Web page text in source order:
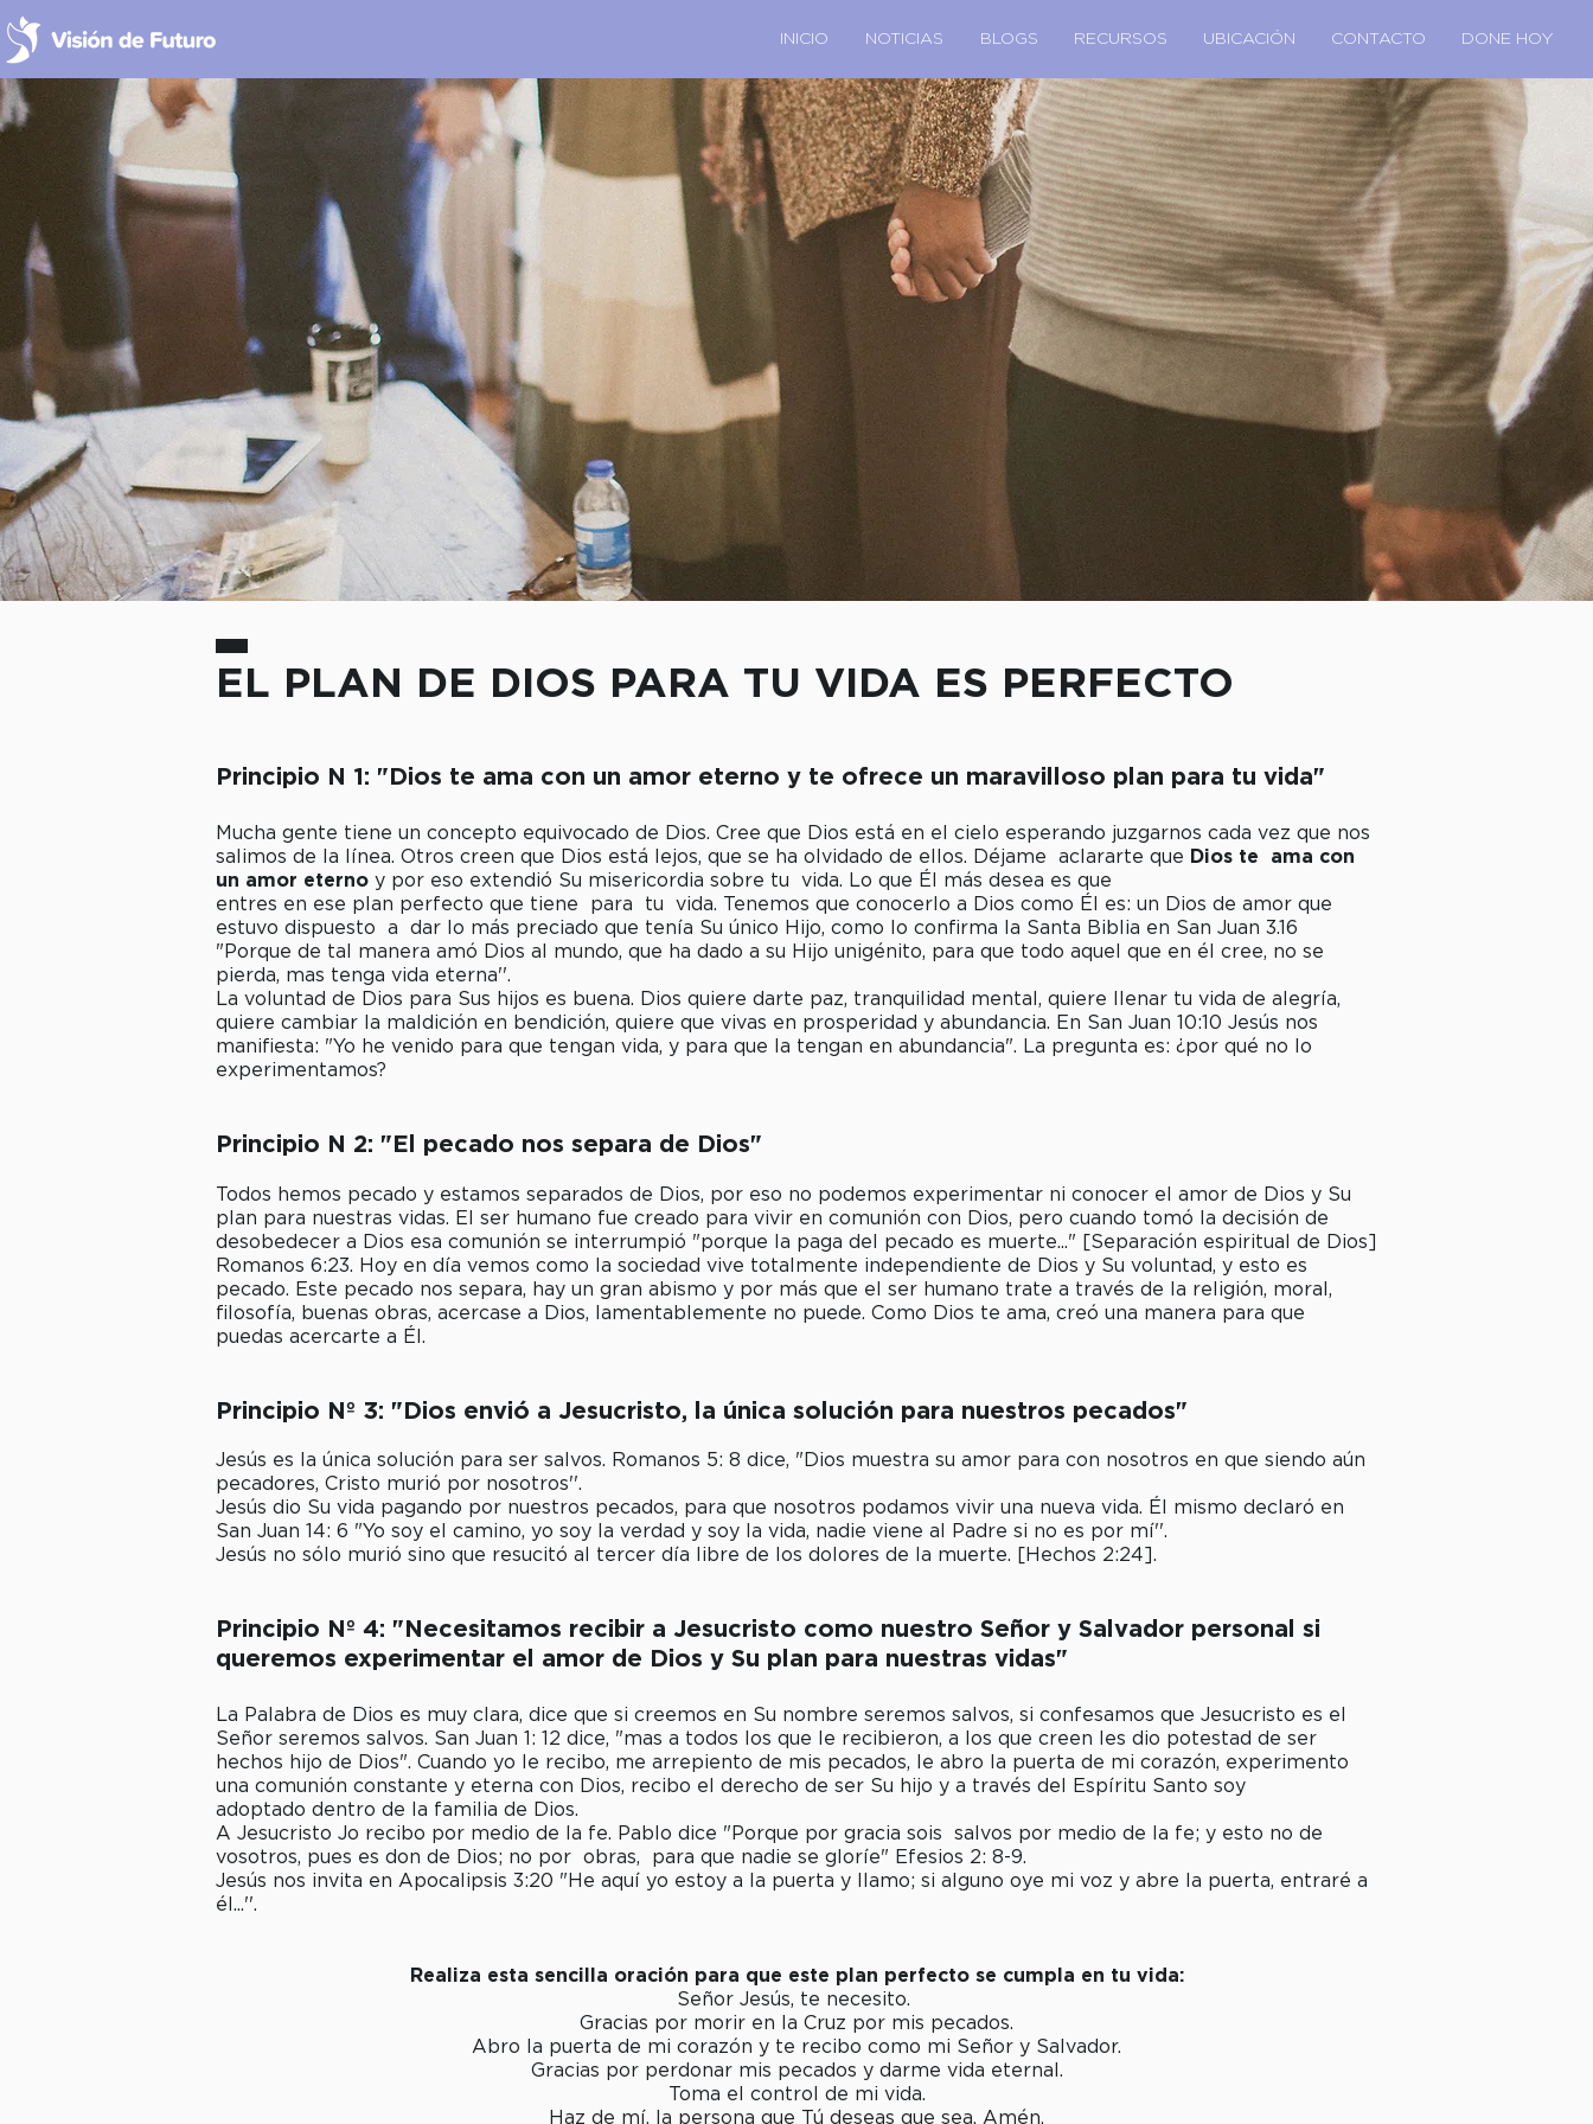
INICIO NOTICIAS BLOGS RECURSOS UBICACIÓN CONTACTO DONE HOY
EL PLAN DE DIOS PARA TU VIDA ES PERFECTO
Principio N 1: "Dios te ama con un amor eterno y te ofrece un maravilloso plan para tu vida"
Mucha gente tiene un concepto equivocado de Dios. Cree que Dios está en el cielo esperando juzgarnos cada vez que nos
salimos de la línea. Otros creen que Dios está lejos, que se ha olvidado de ellos. Déjame aclararte que Dios te ama con
un amor eterno y por eso extendió Su misericordia sobre tu vida. Lo que Él más desea es que
entres en ese plan perfecto que tiene para tu vida. Tenemos que conocerlo a Dios como Él es: un Dios de amor que
estuvo dispuesto a dar lo más preciado que tenía Su único Hijo, como lo confirma la Santa Biblia en San Juan 3.16
"Porque de tal manera amó Dios al mundo, que ha dado a su Hijo unigénito, para que todo aquel que en él cree, no se
pierda, mas tenga vida eterna''.
La voluntad de Dios para Sus hijos es buena. Dios quiere darte paz, tranquilidad mental, quiere llenar tu vida de alegría,
quiere cambiar la maldición en bendición, quiere que vivas en prosperidad y abundancia. En San Juan 10:10 Jesús nos
manifiesta: "Yo he venido para que tengan vida, y para que la tengan en abundancia". La pregunta es: ¿por qué no lo
experimentamos?
Principio N 2: "El pecado nos separa de Dios"
Todos hemos pecado y estamos separa­dos de Dios, por eso no podemos experimentar ni conocer el amor de Dios y Su
plan para nuestras vidas. El ser humano fue creado para vivir en comunión con Dios, pero cuando tomó la decisión de
desobedecer a Dios esa comunión se interrumpió "porque la paga del pecado es muerte..." [Separación espiritual de Dios]
Romanos 6:23. Hoy en día vemos como la sociedad vive totalmente independiente de Dios y Su voluntad, y esto es
pecado. Este pecado nos separa, hay un gran abismo y por más que el ser humano trate a través de la religión, moral,
filosofía, buenas obras, acercase a Dios, lamentablemente no puede. Como Dios te ama, creó una manera para que
puedas acercarte a Él.
Principio Nº 3: "Dios envió a Jesucristo, la única solución para nuestros pecados"
Jesús es la única solución para ser salvos. Romanos 5: 8 dice, "Dios muestra su amor para con nosotros en que siendo aún
pecadores, Cristo murió por nosotros''.
Jesús dio Su vida pagando por nuestros pecados, para que nosotros podamos vivir una nueva vida. Él mismo declaró en
San Juan 14: 6 "Yo soy el camino, yo soy la verdad y soy la vida, nadie viene al Padre si no es por mí''.
Jesús no sólo murió sino que resucitó al tercer día libre de los dolores de la muerte. [Hechos 2:24].
Principio Nº 4: "Necesitamos recibir a Jesucristo como nuestro Señor y Salvador personal si
quere­mos experimentar el amor de Dios y Su plan para nuestras vidas"
La Palabra de Dios es muy clara, dice que si creemos en Su nombre seremos salvos, si confesamos que Jesucristo es el
Señor seremos salvos. San Juan 1: 12 dice, "mas a todos los que le recibieron, a los que creen les dio potestad de ser
hechos hijo de Dios". Cuando yo le recibo, me arrepiento de mis pecados, le abro la puerta de mi corazón, experimento
una comunión constante y eterna con Dios, recibo el derecho de ser Su hijo y a través del Espíritu Santo soy
adoptado dentro de la familia de Dios.
A Jesucristo Jo recibo por medio de la fe. Pablo dice "Porque por gracia sois salvos por medio de la fe; y esto no de
vosotros, pues es don de Dios; no por obras, para que nadie se gloríe" Efesios 2: 8-9.
Jesús nos invita en Apocalipsis 3:20 "He aquí yo estoy a la puerta y llamo; si alguno oye mi voz y abre la puerta, entraré a
él...''.
Realiza esta sencilla oración para que este plan perfecto se cumpla en tu vida:
Señor Jesús, te necesito.
Gracias por morir en la Cruz por mis pecados.
Abro la puerta de mi corazón y te recibo como mi Señor y Salvador.
Gracias por perdonar mis pecados y darme vida eternal.
Toma el control de mi vida.
Haz de mí, la persona que Tú deseas que sea. Amén.